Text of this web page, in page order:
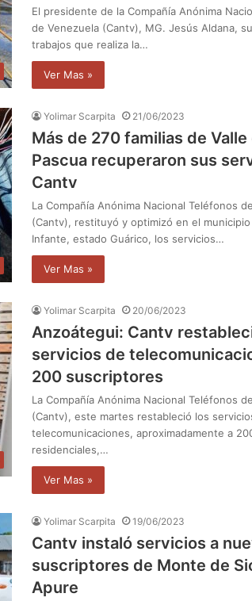
El presidente de la Compañía Anónima
de Venezuela (Cantv), MG. Jesús Aldana,
trabajos que realiza la…
Ver Mas »
Yolimar Scarpita 21/06/2023
Más de 270 familias de Valle
Pascua recuperaron sus
Cantv
La Compañía Anónima Nacional Teléfonos
(Cantv), restituyó y optimizó en el
Infante, estado Guárico, los servicios…
Ver Mas »
Yolimar Scarpita 20/06/2023
Anzoátegui: Cantv
servicios de
200 suscriptores
La Compañía Anónima Nacional Teléfonos
(Cantv), este martes restableció los
telecomunicaciones, aproximadamente a
residenciales,…
Ver Mas »
Yolimar Scarpita 19/06/2023
Cantv instaló servicios a
suscriptores de Monte de
Apure